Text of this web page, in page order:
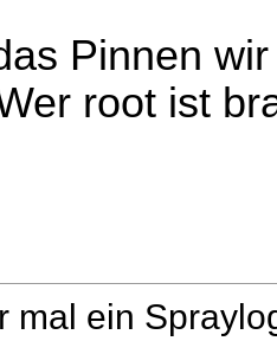
Pinnen
root ist
mal ein